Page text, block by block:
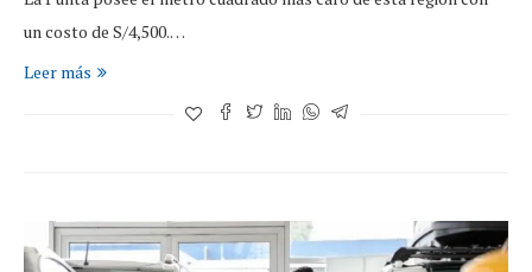
un costo de S/4,500.…
Leer más